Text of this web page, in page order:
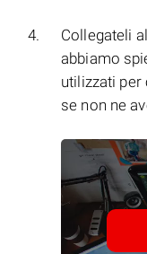
Collegateli
abbiamo
utilizzati per
se non ne